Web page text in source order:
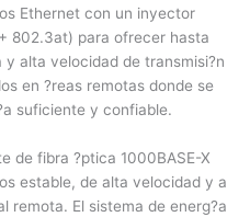
Ethernet con un inyector
802.3at) para ofrecer hasta
alta velocidad de transmisi?n
en ?reas remotas donde se
suficiente y confiable.
de fibra ?ptica 1000BASE-X
estable, de alta velocidad y a
remota. El sistema de energ?a